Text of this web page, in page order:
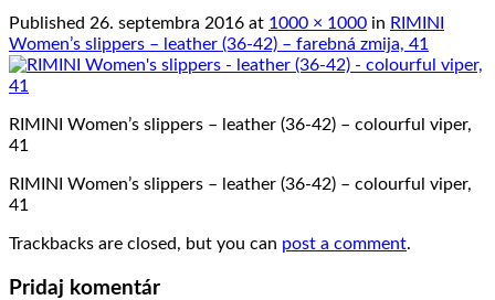
Published 26. septembra 2016 at 1000 × 1000 in RIMINI
Women’s slippers – leather (36-42) – farebná zmija, 41
RIMINI Women’s slippers – leather (36-42) – colourful viper,
41
RIMINI Women’s slippers – leather (36-42) – colourful viper,
41
Trackbacks are closed, but you can post a comment.
Pridaj komentár